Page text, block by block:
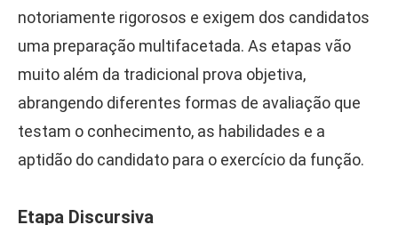
notoriamente rigorosos e exigem dos candidatos
uma preparação multifacetada. As etapas vão
muito além da tradicional prova objetiva,
abrangendo diferentes formas de avaliação que
testam o conhecimento, as habilidades e a
aptidão do candidato para o exercício da função.
Etapa Discursiva